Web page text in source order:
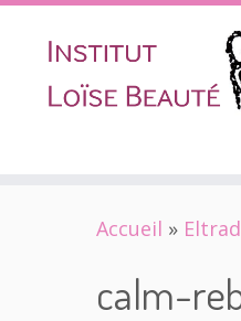
Accueil »
calm-